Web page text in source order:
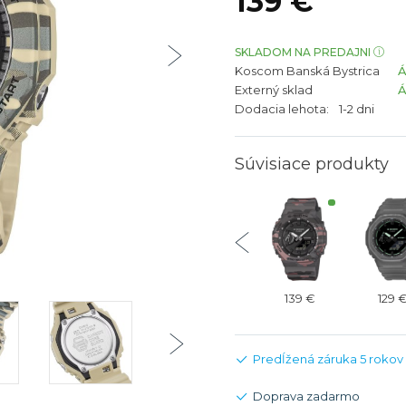
akumulátor
Riadené GPS
TAG Heuer
Všetky
TAG
Všetky
Batožina na odbavenie
SKLADOM NA PREDAJNI
Koscom Banská Bystrica
Externý sklad
Dodacia lehota:
1-2 dni
Súvisiace produkty
129 € 129 € 139 € 129 €
Predĺžená záruka 5 rokov
Doprava zadarmo